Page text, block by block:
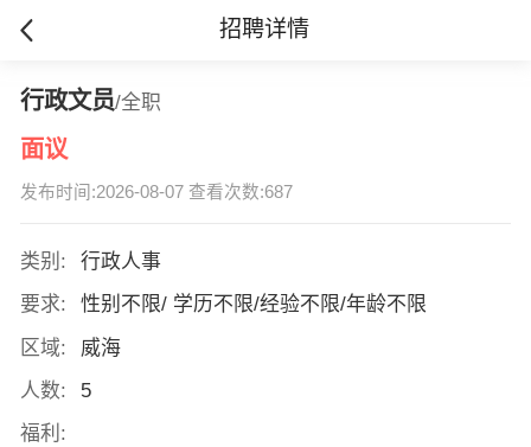
招聘详情
行政文员/全职
面议
发布时间:2026-08-07 查看次数:687
类别:
行政人事
要求:
性别不限/ 学历不限/经验不限/年龄不限
区域:
威海
人数:
5
福利: